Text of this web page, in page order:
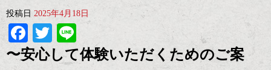
投稿日 2025年4月18日
Facebook
Twitter
〜安心して体験いただくためのご案